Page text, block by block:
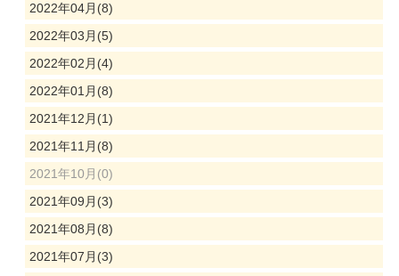
2022年04月(8)
2022年03月(5)
2022年02月(4)
2022年01月(8)
2021年12月(1)
2021年11月(8)
2021年10月(0)
2021年09月(3)
2021年08月(8)
2021年07月(3)